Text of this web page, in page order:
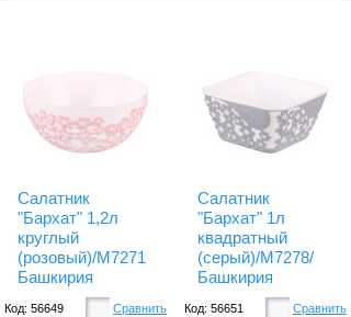
Салатник
"Бархат" 1,2л
круглый
(розовый)/М7271
Башкирия
Код: 56649 Сравнить
Салатник
"Бархат" 1л
квадратный
(серый)/М7278/
Башкирия
Код: 56651 Сравнить